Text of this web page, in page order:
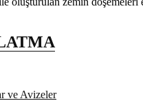
ve Avizeler